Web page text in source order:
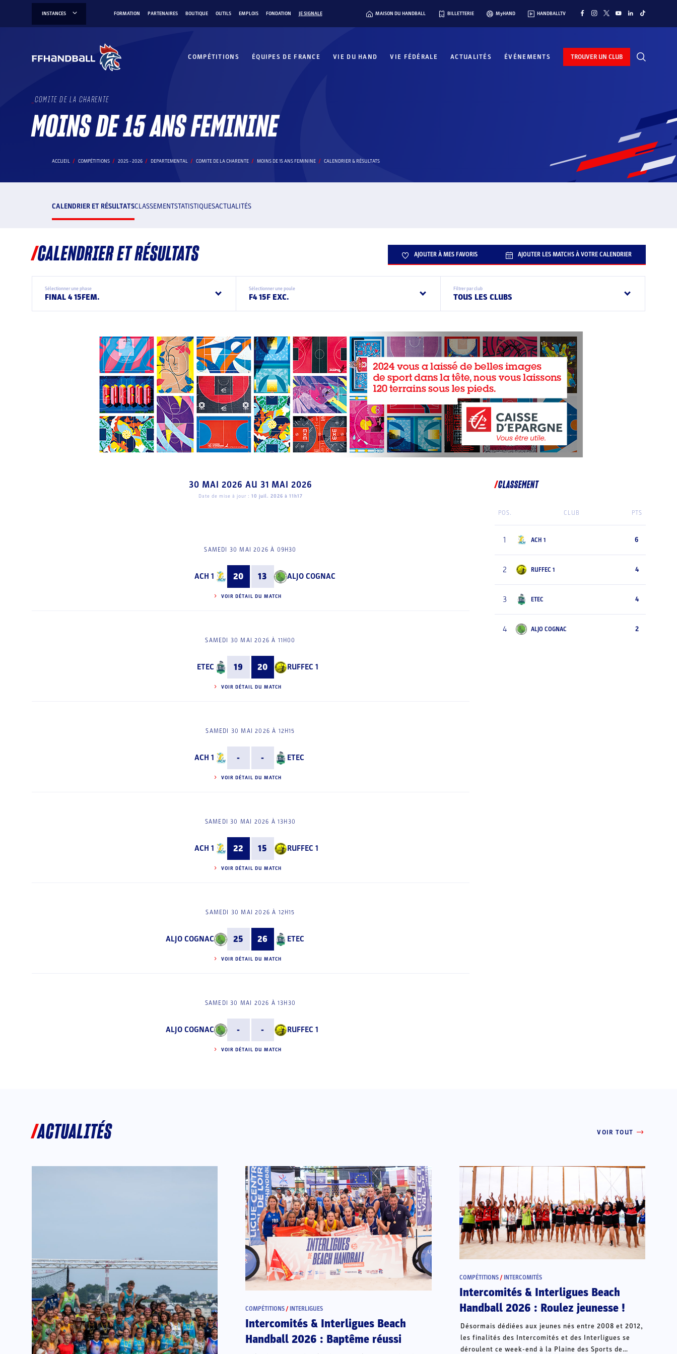
INSTANCES FORMATION PARTENAIRES BOUTIQUE OUTILS EMPLOIS FONDATION JE SIGNALE MAISON DU HANDBALL BILLETTERIE MyHAND HANDBALLTV
COMPÉTITIONS ÉQUIPES DE FRANCE VIE DU HAND VIE FÉDÉRALE ACTUALITÉS ÉVÉNEMENTS TROUVER UN CLUB
COMITE DE LA CHARENTE
MOINS DE 15 ANS FEMININE
ACCUEIL COMPÉTITIONS 2025 - 2026 DEPARTEMENTAL COMITE DE LA CHARENTE MOINS DE 15 ANS FEMININE CALENDRIER & RÉSULTATS
CALENDRIER ET RÉSULTATSCLASSEMENTSTATISTIQUESACTUALITÉS
CALENDRIER ET RÉSULTATS AJOUTER À MES FAVORIS AJOUTER LES MATCHS À VOTRE CALENDRIER
Sélectionner une phase
FINAL 4 15FEM.
Sélectionner une poule
F4 15F EXC.
Filtrer par club
TOUS LES CLUBS
30 MAI 2026 AU 31 MAI 2026
Date de mise à jour : 10 juil. 2026 à 11h17
SAMEDI 30 MAI 2026 À 09H30
ACH 1 20 13 ALJO COGNAC
VOIR DÉTAIL DU MATCH
SAMEDI 30 MAI 2026 À 11H00
ETEC 19 20 RUFFEC 1
VOIR DÉTAIL DU MATCH
SAMEDI 30 MAI 2026 À 12H15
ACH 1 - - ETEC
VOIR DÉTAIL DU MATCH
SAMEDI 30 MAI 2026 À 13H30
ACH 1 22 15 RUFFEC 1
VOIR DÉTAIL DU MATCH
SAMEDI 30 MAI 2026 À 12H15
ALJO COGNAC 25 26 ETEC
VOIR DÉTAIL DU MATCH
SAMEDI 30 MAI 2026 À 13H30
ALJO COGNAC - - RUFFEC 1
VOIR DÉTAIL DU MATCH
CLASSEMENT
POS. CLUB PTS
1 ACH 1 6
2 RUFFEC 1 4
3 ETEC 4
4 ALJO COGNAC 2
ACTUALITÉS VOIR TOUT
COMPÉTITIONS / INTERLIGUES
Intercomités & Interligues Beach
Handball 2026 : Baptême réussi
COMPÉTITIONS / INTERCOMITÉS
Intercomités & Interligues Beach
Handball 2026 : Roulez jeunesse !
Désormais dédiées aux jeunes nés entre 2008 et 2012,
les finalités des Intercomités et des Interligues se
déroulent ce week-end à la Plaine des Sports de